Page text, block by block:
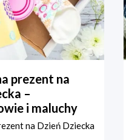
prezent na
–
i maluchy
na Dzień Dziecka